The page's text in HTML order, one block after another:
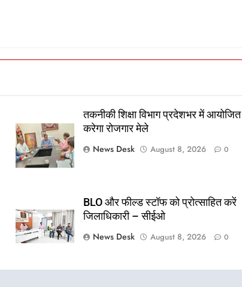
तकनीकी शिक्षा विभाग प्रदेशभर में आयोजित
करेगा रोजगार मेले
News Desk
August 8, 2026 0
BLO और फील्ड स्टॉफ को प्रोत्साहित करें
जिलाधिकारी – सीईओ
News Desk
August 8, 2026 0